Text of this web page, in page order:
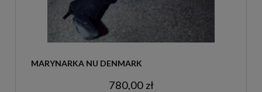
MARYNARKA NU DENMARK
780,00 zł